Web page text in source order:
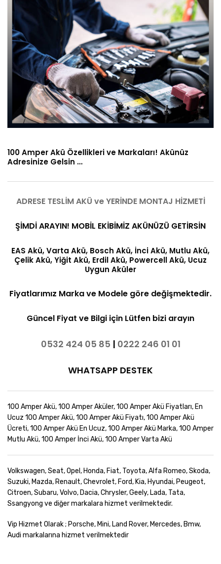
100 Amper Akü Özellikleri ve Markaları! Akünüz
Adresinize Gelsin …
ADRESE TESLİM AKÜ ve YERİNDE MONTAJ HİZMETİ
ŞİMDİ ARAYIN! MOBİL EKİBİMİZ AKÜNÜZÜ GETİRSİN
EAS Akü, Varta Akü, Bosch Akü, İnci Akü, Mutlu Akü,
Çelik Akü, Yiğit Akü, Erdil Akü, Powercell Akü, Ucuz
Uygun Aküler
Fiyatlarımız Marka ve Modele göre değişmektedir.
Güncel Fiyat ve Bilgi için Lütfen bizi arayın
0532 424 05 85 | 0222 246 01 01
WHATSAPP DESTEK
100 Amper Akü, 100 Amper Aküler, 100 Amper Akü Fiyatları, En
Ucuz 100 Amper Akü, 100 Amper Akü Fiyatı, 100 Amper Akü
Ücreti, 100 Amper Akü En Ucuz, 100 Amper Akü Marka, 100 Amper
Mutlu Akü, 100 Amper İnci Akü, 100 Amper Varta Akü
Volkswagen, Seat, Opel, Honda, Fiat, Toyota, Alfa Romeo, Skoda,
Suzuki, Mazda, Renault, Chevrolet, Ford, Kia, Hyundai, Peugeot,
Citroen, Subaru, Volvo, Dacia, Chrysler, Geely, Lada, Tata,
Ssangyong ve diğer markalara hizmet verilmektedir.
Vip Hizmet Olarak ; Porsche, Mini, Land Rover, Mercedes, Bmw,
Audi markalarına hizmet verilmektedir